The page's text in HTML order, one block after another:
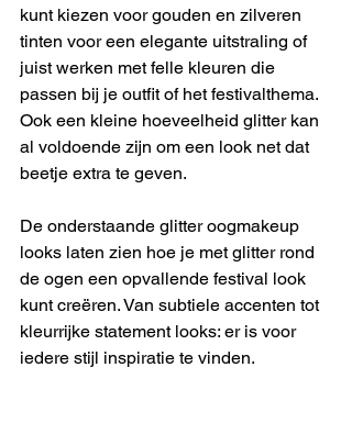
kunt kiezen voor gouden en zilveren
tinten voor een elegante uitstraling of
juist werken met felle kleuren die
passen bij je outfit of het festivalthema.
Ook een kleine hoeveelheid glitter kan
al voldoende zijn om een look net dat
beetje extra te geven.
De onderstaande glitter oogmakeup
looks laten zien hoe je met glitter rond
de ogen een opvallende festival look
kunt creëren. Van subtiele accenten tot
kleurrijke statement looks: er is voor
iedere stijl inspiratie te vinden.